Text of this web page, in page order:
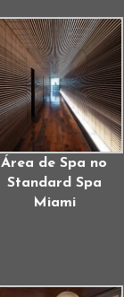
Área de Spa no
Standard Spa
Miami